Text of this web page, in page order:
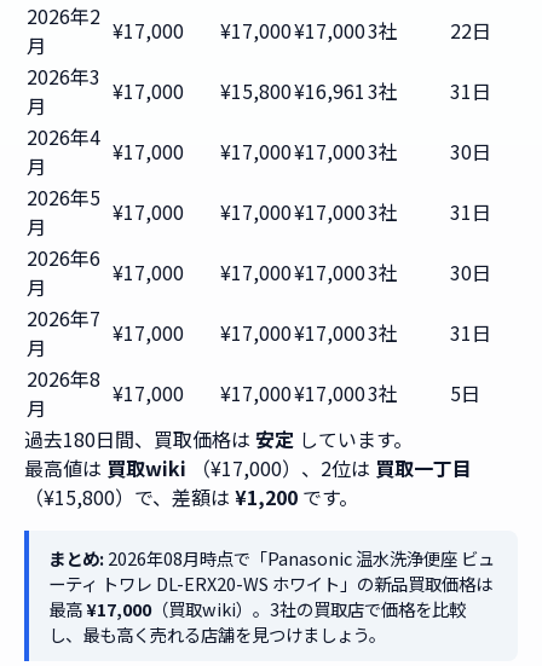
2026年2
月
¥17,000 ¥17,000¥17,0003社
22日
2026年3
月
¥17,000 ¥15,800¥16,9613社
31日
2026年4
月
¥17,000 ¥17,000¥17,0003社
30日
2026年5
月
¥17,000 ¥17,000¥17,0003社
31日
2026年6
月
¥17,000 ¥17,000¥17,0003社
30日
2026年7
月
¥17,000 ¥17,000¥17,0003社
31日
2026年8
月
¥17,000 ¥17,000¥17,0003社
5日
過去180日間、買取価格は 安定 しています。
最高値は 買取wiki （¥17,000）、2位は 買取一丁目
（¥15,800）で、差額は ¥1,200 です。
まとめ:2026年08月時点で「Panasonic 温水洗浄便座 ビュ
ーティ トワレ DL-ERX20-WS ホワイト」の新品買取価格は
最高¥17,000（買取wiki）。3社の買取店で価格を比較
し、最も高く売れる店舗を見つけましょう。